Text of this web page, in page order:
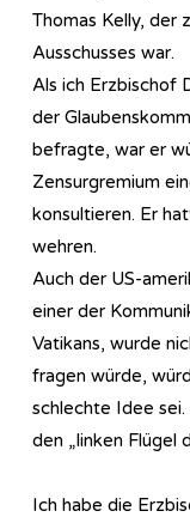
Thomas Kelly, der
Ausschusses war.
Als ich Erzbischof
der
befragte, war er
Zensurgremium
konsultieren. Er
wehren.
Auch der US-
einer der
Vatikans, wurde
fragen würde,
schlechte Idee
den „linken Flügel
Ich habe die